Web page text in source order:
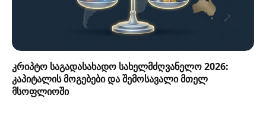
კრიპტო საგადასახადო სახელმძღვანელო 2026:
კაპიტალის მოგებები და შემოსავალი მთელ
მსოფლიოში